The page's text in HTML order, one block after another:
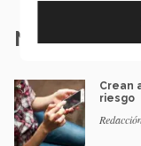
Notas
Crean
riesgo